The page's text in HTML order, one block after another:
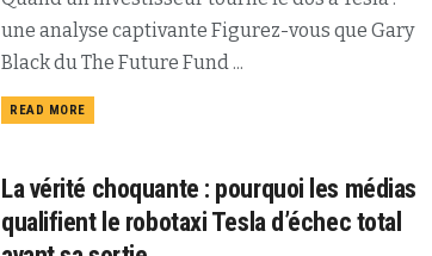
une analyse captivante Figurez-vous que Gary
Black du The Future Fund ...
READ MORE
La vérité choquante : pourquoi les médias
qualifient le robotaxi Tesla d’échec total